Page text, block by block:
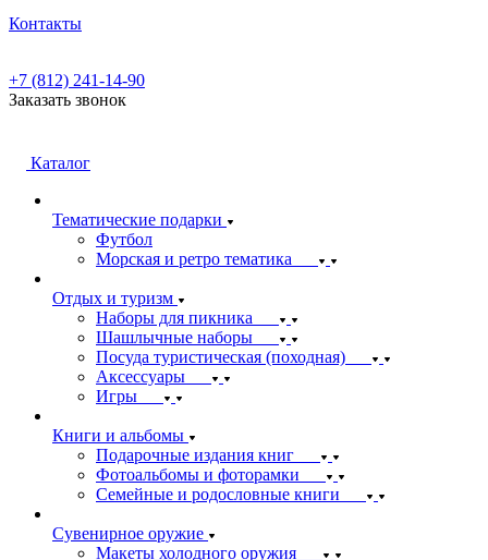
Контакты
+7 (812) 241-14-90
Заказать звонок
Каталог
Тематические подарки
Футбол
Морская и ретро тематика
Отдых и туризм
Наборы для пикника
Шашлычные наборы
Посуда туристическая (походная)
Аксессуары
Игры
Книги и альбомы
Подарочные издания книг
Фотоальбомы и фоторамки
Семейные и родословные книги
Сувенирное оружие
Макеты холодного оружия